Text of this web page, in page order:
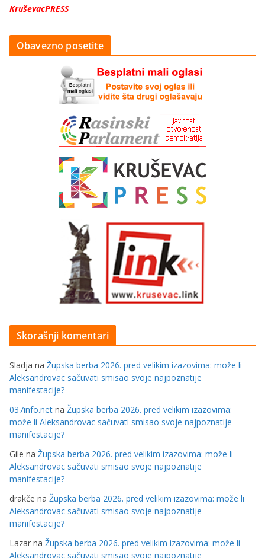
KruševacPRESS
Obavezno posetite
Skorašnji komentari
Sladja na Župska berba 2026. pred velikim izazovima: može li
Aleksandrovac sačuvati smisao svoje najpoznatije
manifestacije?
037info.net na Župska berba 2026. pred velikim izazovima:
može li Aleksandrovac sačuvati smisao svoje najpoznatije
manifestacije?
Gile na Župska berba 2026. pred velikim izazovima: može li
Aleksandrovac sačuvati smisao svoje najpoznatije
manifestacije?
drakče na Župska berba 2026. pred velikim izazovima: može li
Aleksandrovac sačuvati smisao svoje najpoznatije
manifestacije?
Lazar na Župska berba 2026. pred velikim izazovima: može li
Aleksandrovac sačuvati smisao svoje najpoznatije